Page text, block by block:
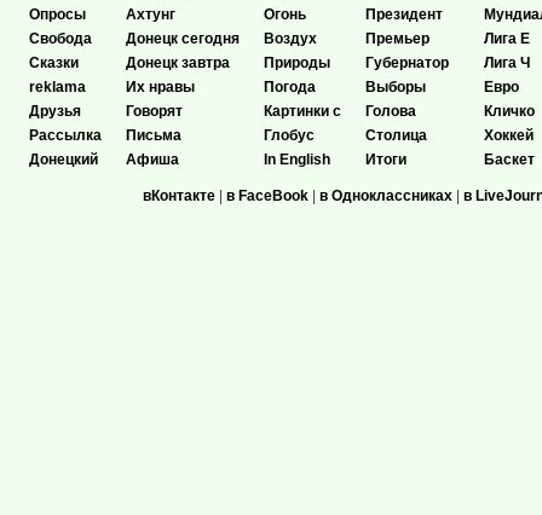
Опросы
Свобода
Сказки
reklama
Друзья
Рассылка
Донецкий
Ахтунг
Донецк сегодня
Донецк завтра
Их нравы
Говорят
Письма
Афиша
Огонь
Воздух
Природы
Погода
Картинки с
Глобус
In English
Президент
Премьер
Губернатор
Выборы
Голова
Столица
Итоги
Лига Е
Лига Ч
Евро
Кличко
Хоккей
Баскет
вКонтакте | в FaceBook | в Одноклассниках | в